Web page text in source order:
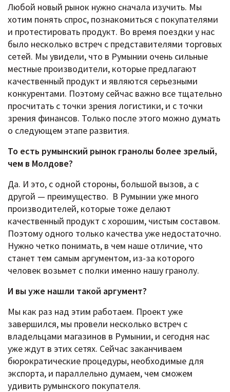
Любой новый рынок нужно сначала изучить. Мы
хотим понять спрос, познакомиться с покупателями
и протестировать продукт. Во время поездки у нас
было несколько встреч с представителями торговых
сетей. Мы увидели, что в Румынии очень сильные
местные производители, которые предлагают
качественный продукт и являются серьезными
конкурентами. Поэтому сейчас важно все тщательно
просчитать с точки зрения логистики, и с точки
зрения финансов. Только после этого можно думать
о следующем этапе развития.
То есть румынский рынок гранолы более зрелый,
чем в Молдове?
Да. И это, с одной стороны, большой вызов, а с
другой — преимущество. В Румынии уже много
производителей, которые тоже делают
качественный продукт с хорошим, чистым составом.
Поэтому одного только качества уже недостаточно.
Нужно четко понимать, в чем наше отличие, что
станет тем самым аргументом, из-за которого
человек возьмет с полки именно нашу гранолу.
И вы уже нашли такой аргумент?
Мы как раз над этим работаем. Проект уже
завершился, мы провели несколько встреч с
владельцами магазинов в Румынии, и сегодня нас
уже ждут в этих сетях. Сейчас заканчиваем
бюрократические процедуры, необходимые для
экспорта, и параллельно думаем, чем сможем
удивить румынского покупателя.